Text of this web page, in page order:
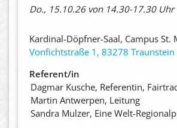
Do., 15.10.26 von 14.30-17.30 Uhr
Kardinal-Döpfner-Saal, Campus St.
Vonfichtstraße 1, 83278 Traunstein
Referent/in
Dagmar Kusche, Referentin,
Martin Antwerpen, Leitung
Sandra Mulzer, Eine Welt-